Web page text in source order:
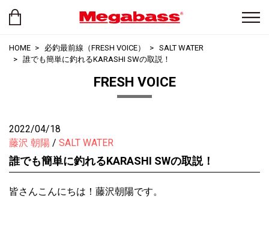
HOME 必釣最前線（FRESH VOICE）
SALT WATER
誰でも簡単に釣れるKARASHI SWの取説！
FRESH VOICE
2022/04/18
藤沢 朝陽
SALT WATER
誰でも簡単に釣れるKARASHI SWの取説！
皆さんこんにちは！藤沢朝陽です。